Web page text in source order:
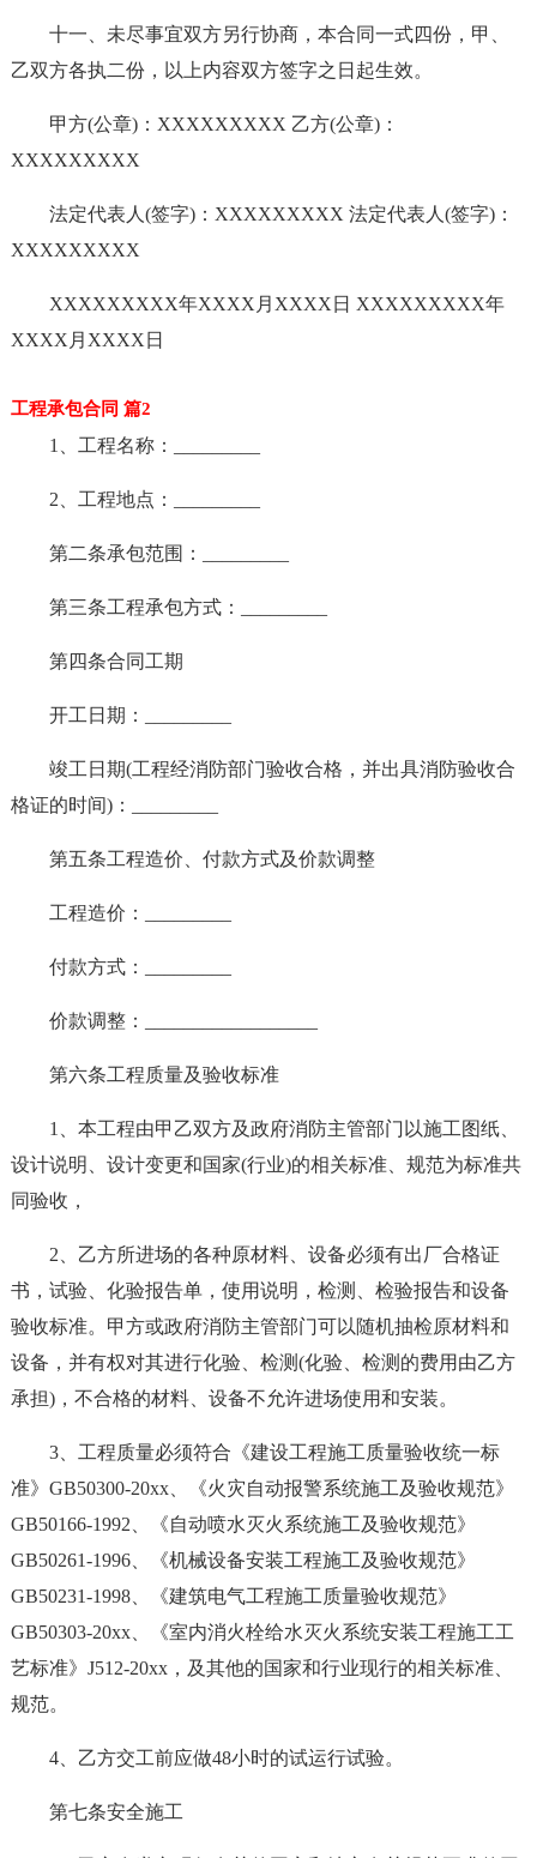
十一、未尽事宜双方另行协商，本合同一式四份，甲、
乙双方各执二份，以上内容双方签字之日起生效。
甲方(公章)：XXXXXXXXX 乙方(公章)：
XXXXXXXXX
法定代表人(签字)：XXXXXXXXX 法定代表人(签字)：
XXXXXXXXX
XXXXXXXXX年XXXX月XXXX日 XXXXXXXXX年
XXXX月XXXX日
工程承包合同 篇2
1、工程名称：_________
2、工程地点：_________
第二条承包范围：_________
第三条工程承包方式：_________
第四条合同工期
开工日期：_________
竣工日期(工程经消防部门验收合格，并出具消防验收合
格证的时间)：_________
第五条工程造价、付款方式及价款调整
工程造价：_________
付款方式：_________
价款调整：__________________
第六条工程质量及验收标准
1、本工程由甲乙双方及政府消防主管部门以施工图纸、
设计说明、设计变更和国家(行业)的相关标准、规范为标准共
同验收，
2、乙方所进场的各种原材料、设备必须有出厂合格证
书，试验、化验报告单，使用说明，检测、检验报告和设备
验收标准。甲方或政府消防主管部门可以随机抽检原材料和
设备，并有权对其进行化验、检测(化验、检测的费用由乙方
承担)，不合格的材料、设备不允许进场使用和安装。
3、工程质量必须符合《建设工程施工质量验收统一标
准》GB50300-20xx、《火灾自动报警系统施工及验收规范》
GB50166-1992、《自动喷水灭火系统施工及验收规范》
GB50261-1996、《机械设备安装工程施工及验收规范》
GB50231-1998、《建筑电气工程施工质量验收规范》
GB50303-20xx、《室内消火栓给水灭火系统安装工程施工工
艺标准》J512-20xx，及其他的国家和行业现行的相关标准、
规范。
4、乙方交工前应做48小时的试运行试验。
第七条安全施工